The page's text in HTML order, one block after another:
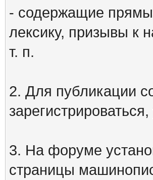
- содержащие
лексику, призывы к
т. п.
2. Для публикации
3. На форуме
страницы